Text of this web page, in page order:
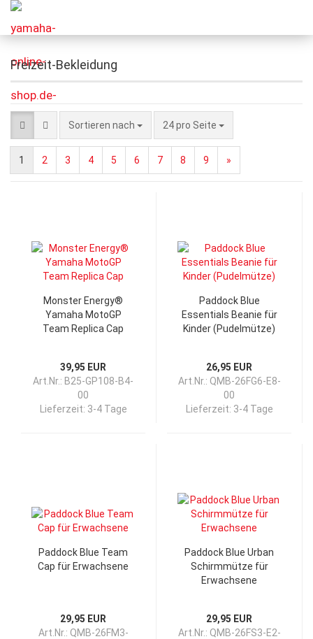
Freizeit-Bekleidung
Sortieren nach 24 pro Seite
1 2 3 4 5 6 7 8 9 »
Monster Energy®
Yamaha MotoGP
Team Replica Cap
39,95 EUR
Art.Nr.: B25-GP108-B4-
00
Lieferzeit: 3-4 Tage
Paddock Blue
Essentials Beanie für
Kinder (Pudelmütze)
26,95 EUR
Art.Nr.: QMB-26FG6-E8-
00
Lieferzeit: 3-4 Tage
Paddock Blue Team
Cap für Erwachsene
29,95 EUR
Art.Nr.: QMB-26FM3-
Paddock Blue Urban
Schirmmütze für
Erwachsene
29,95 EUR
Art.Nr.: QMB-26FS3-E2-